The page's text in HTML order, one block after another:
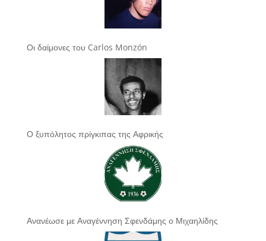
Οι δαίμονες του Carlos Monzón
Ο ξυπόλητος πρίγκιπας της Αφρικής
Ανανέωσε με Αναγέννηση Σφενδάμης ο Μιχαηλίδης